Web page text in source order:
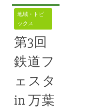
市に本拠地を
置く女子ラグ
ビーチーム
「三重ＰＥＡ
ＲＬＳ（パー
ルズ）」が
10月14日か
ら20日まで
地域・トピ
ックス
第3回
鉄道フ
ェスタ
in 万葉